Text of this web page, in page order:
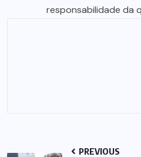
responsabilidade da
PREVIOUS